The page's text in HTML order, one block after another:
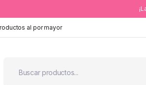
al por mayor